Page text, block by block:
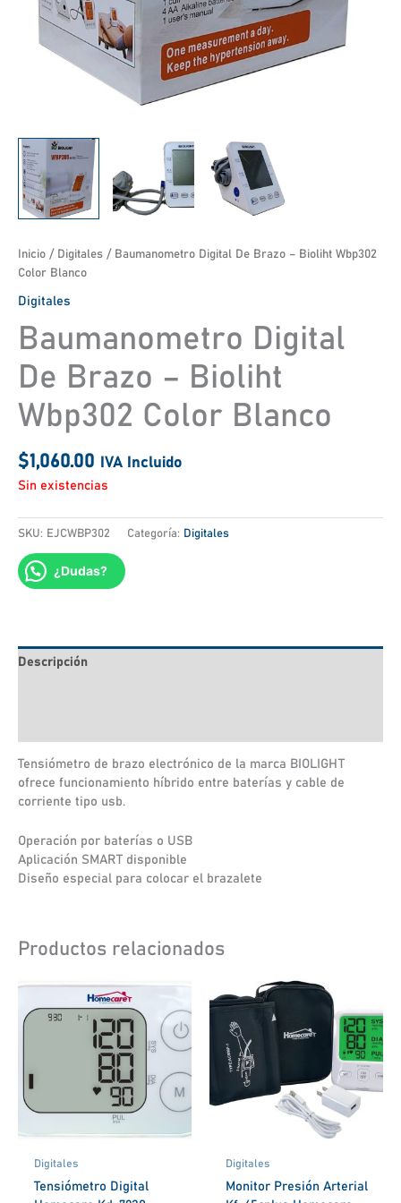
Inicio / Digitales / Baumanometro Digital De Brazo – Bioliht Wbp302
Color Blanco
Digitales
Baumanometro Digital
De Brazo – Bioliht
Wbp302 Color Blanco
$1,060.00 IVA Incluido
Sin existencias
SKU: EJCWBP302 Categoría: Digitales
¿Dudas?
Descripción
Tensiómetro de brazo electrónico de la marca BIOLIGHT
ofrece funcionamiento híbrido entre baterías y cable de
corriente tipo usb.
Operación por baterías o USB
Aplicación SMART disponible
Diseño especial para colocar el brazalete
Productos relacionados
Digitales
Tensiómetro Digital
Digitales
Monitor Presión Arterial